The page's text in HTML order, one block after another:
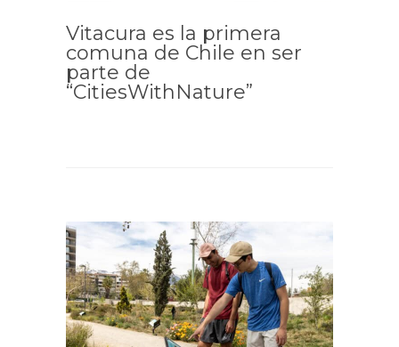
Vitacura es la primera
comuna de Chile en ser
parte de
“CitiesWithNature”